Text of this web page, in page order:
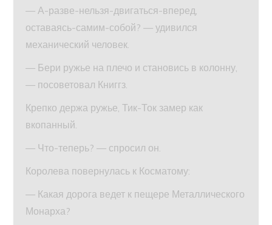
— А-разве-нельзя-двигаться-вперед,
оставаясь-самим-собой? — удивился
механический человек.
— Бери ружье на плечо и становись в колонну,
— посоветовал Книггз.
Крепко держа ружье, Тик-Ток замер как
вкопанный.
— Что-теперь? — спросил он.
Королева повернулась к Косматому:
— Какая дорога ведет к пещере Металлического
Монарха?